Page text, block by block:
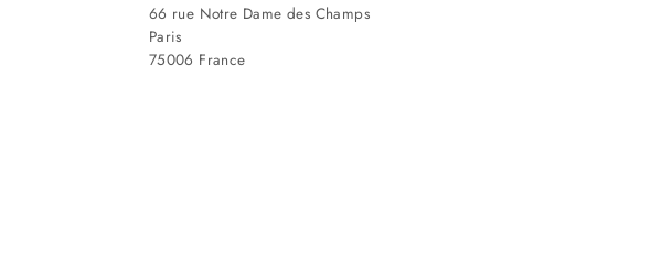
66 rue Notre Dame des Champs
Paris
75006 France